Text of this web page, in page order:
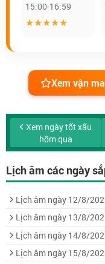
15:00-16:59
★★★★★
Xem vận
Xem ngày tốt xấu
hôm qua
Lịch âm các ngày
Lịch âm ngày 12/8/
Lịch âm ngày 13/8/
Lịch âm ngày 14/8/
Lịch âm ngày 15/8/